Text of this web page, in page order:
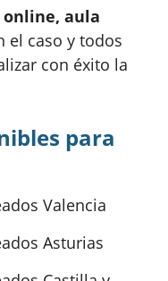
aula
el caso y todos
con éxito la
para
Valencia
Asturias